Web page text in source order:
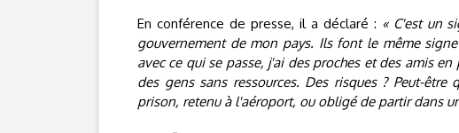
En conférence de presse, il a déclaré : « C'est un
gouvernement de mon pays. Ils font le même
avec ce qui se passe, j'ai des proches et des amis
des gens sans ressources. Des risques ? Peut-
prison, retenu à l'aéroport, ou obligé de partir dans